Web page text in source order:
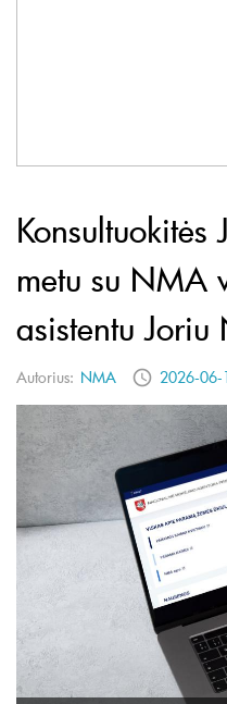
Konsultuokitės
metu su NMA
asistentu Joriu
Autorius: NMA 2026-